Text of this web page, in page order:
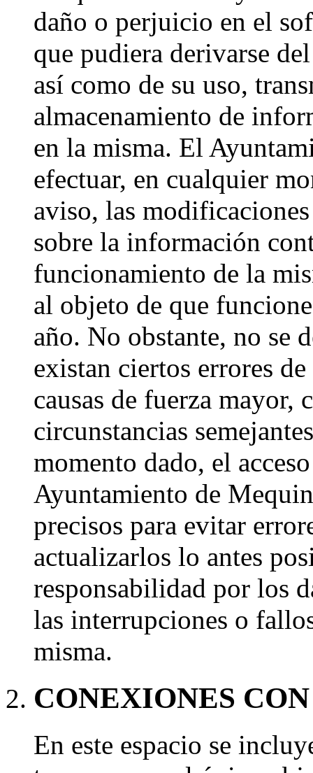
daño o perjuicio en el
que pudiera derivarse
así como de su uso,
almacenamiento de
en la misma. El
efectuar, en cualquier
aviso, las
sobre la información
funcionamiento de la
al objeto de que
año. No obstante, no se
existan ciertos errores
causas de fuerza mayor,
circunstancias
momento dado, el
Ayuntamiento de
precisos para evitar
actualizarlos lo antes
responsabilidad por los
las interrupciones o
misma.
CONEXIONES
En este espacio se